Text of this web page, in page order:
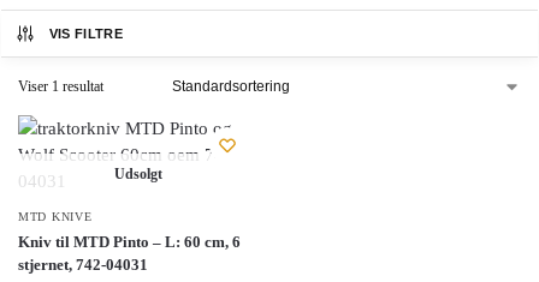
VIS FILTRE
Viser 1 resultat
Udsolgt
MTD KNIVE
Kniv til MTD Pinto – L: 60 cm, 6
stjernet, 742-04031